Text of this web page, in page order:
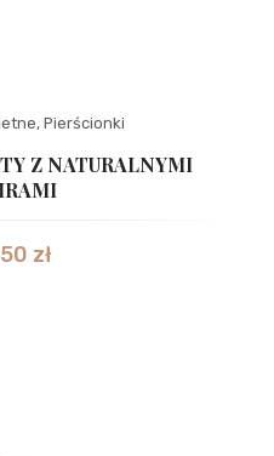
, Pierścionki
Z NATURALNYMI
zł